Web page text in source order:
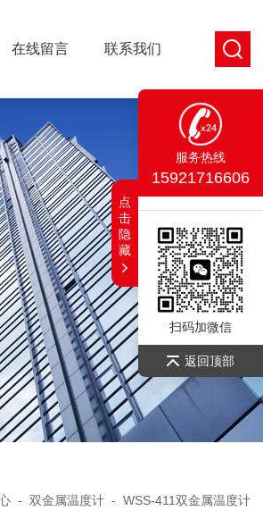
在线留言 联系我们
- 双金属温度计 - WSS-411双金属温度计
服务热线
15921716606
扫码加微信
返回顶部
点
击
隐
藏